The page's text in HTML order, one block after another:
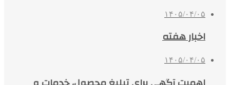
۱۴۰۵/۰۴/۰۵
اخبار هفته
۱۴۰۵/۰۴/۰۵